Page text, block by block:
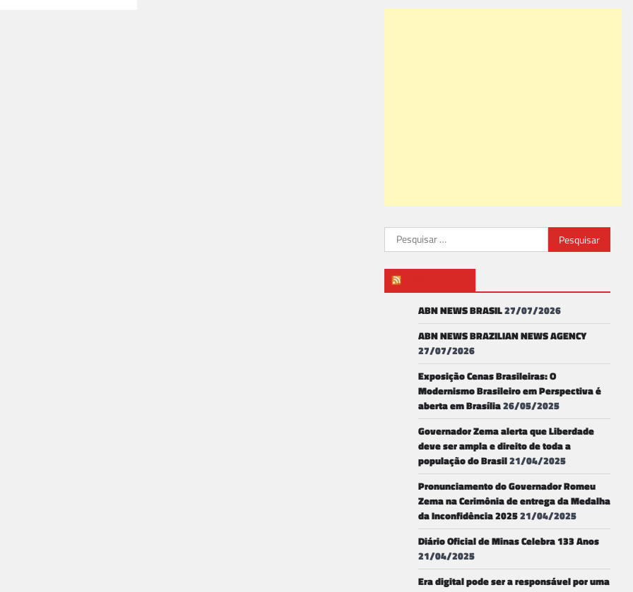
Pesquisar
por:
ABN NEWS BRASIL27/07/2026
ABN NEWS BRAZILIAN NEWS AGENCY
27/07/2026
Exposição Cenas Brasileiras: O
Modernismo Brasileiro em Perspectiva é
aberta em Brasília26/05/2025
Governador Zema alerta que Liberdade
deve ser ampla e direito de toda a
população do Brasil21/04/2025
Pronunciamento do Governador Romeu
Zema na Cerimônia de entrega da Medalha
da Inconfidência 202521/04/2025
Diário Oficial de Minas Celebra 133 Anos
21/04/2025
Era digital pode ser a responsável por uma